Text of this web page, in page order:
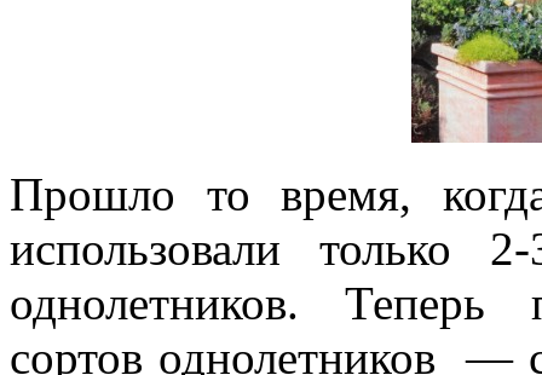
Прошло то время,
использовали только
однолетников. Теперь
сортов однолетников —